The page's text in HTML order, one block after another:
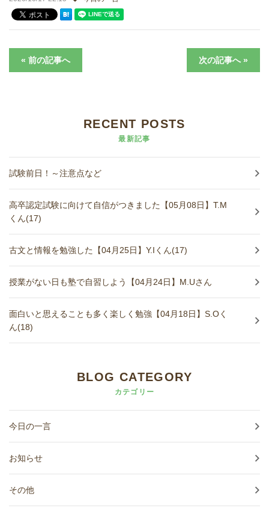
« 前の記事へ 次の記事へ »
RECENT POSTS
最新記事
試験前日！～注意点など
高卒認定試験に向けて自信がつきました【05月08日】T.M
くん(17)
古文と情報を勉強した【04月25日】Y.Iくん(17)
授業がない日も塾で自習しよう【04月24日】M.Uさん
面白いと思えることも多く楽しく勉強【04月18日】S.Oく
ん(18)
BLOG CATEGORY
カテゴリー
今日の一言
お知らせ
その他